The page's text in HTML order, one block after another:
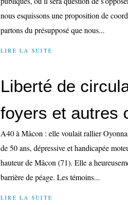
nous esquissons une proposition de
partons du présupposé que nous...
LIRE LA SUITE
Liberté de
foyers et autres
A40 à Mâcon : elle voulait rallier
de 50 ans, dépressive et handicapée
hauteur de Mâcon (71). Elle a
barrière de péage. Les témoins...
LIRE LA SUITE